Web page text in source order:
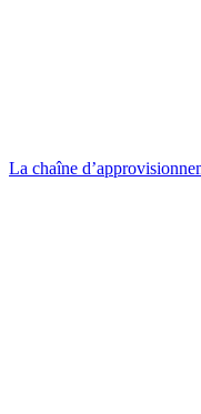
La chaîne